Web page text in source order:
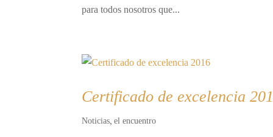
para todos nosotros que...
Certificado de excelencia
Noticias,el encuentro